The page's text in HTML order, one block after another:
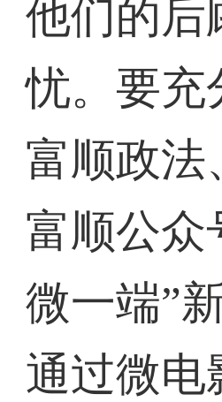
他们的后
忧。要充
富顺政法
富顺公众
微一端”
通过微电